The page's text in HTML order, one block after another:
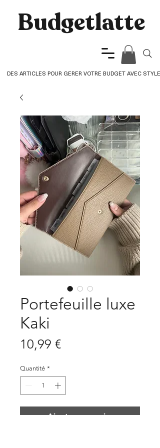
Budgetlatte​
DES ARTICLES POUR GERER VOTRE BUDGET AVEC STYLE
Portefeuille luxe
Kaki
10,99 €Prix
Quantité *
Ajouter au panier